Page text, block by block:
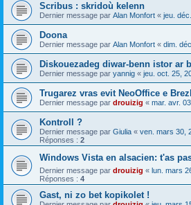
Scribus : skridoù kelenn
Dernier message par Alan Monfort « jeu.
Doona
Dernier message par Alan Monfort « dim.
Diskouezadeg diwar-benn istor ar
Dernier message par yannig « jeu. oct. 25,
Trugarez vras evit NeoOffice e
Dernier message par drouizig « mar. avr.
Kontroll ?
Dernier message par Giulia « ven. mars 30,
Réponses : 2
Windows Vista en alsacien: t'as pas
Dernier message par drouizig « lun. mars
Réponses : 4
Gast, ni zo bet kopikolet !